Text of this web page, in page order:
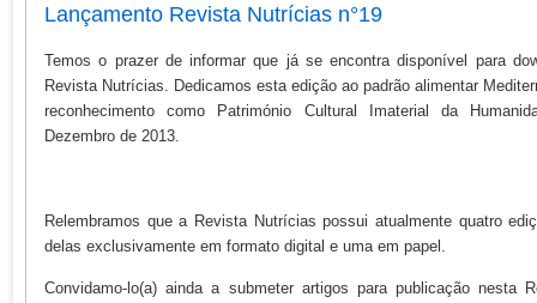
Lançamento Revista Nutrícias n°19
Temos o prazer de informar que já se encontra disponível para
Revista Nutrícias. Dedicamos esta edição ao padrão alimentar
reconhecimento como Património Cultural Imaterial da
Dezembro de 2013.
Relembramos que a Revista Nutrícias possui atualmente quatro
delas exclusivamente em formato digital e uma em papel.
Convidamo-lo(a) ainda a submeter artigos para publicação nesta